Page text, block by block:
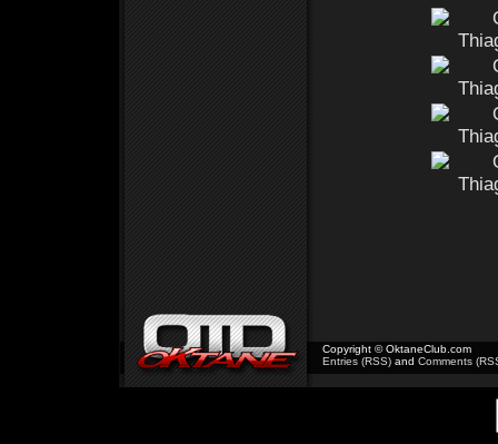
Copyright © OktaneClub.com
Entries (RSS)and Comments